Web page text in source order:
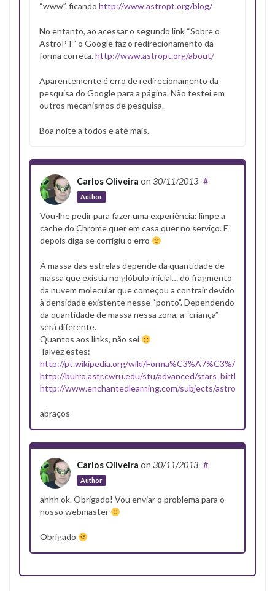
“www”. ficando http://www.astropt.org/blog/
No entanto, ao acessar o segundo link “Sobre o
AstroPT” o Google faz o redirecionamento da
forma correta.http://www.astropt.org/about/
Aparentemente é erro de redirecionamento da
pesquisa do Google para a página. Não testei em
outros mecanismos de pesquisa.
Boa noite a todos e até mais.
Carlos Oliveira on 30/11/2013
Author
#
Vou-lhe pedir para fazer uma experiência: limpe a
cache do Chrome quer em casa quer no serviço. E
depois diga se corrigiu o erro
A massa das estrelas depende da quantidade de
massa que existia no glóbulo inicial… do fragmento
da nuvem molecular que começou a contrair devido
à densidade existente nesse “ponto”. Dependendo
da quantidade de massa nessa zona, a “criança”
será diferente.
Quantos aos links, não sei
Talvez estes:
http://pt.wikipedia.org/wiki/
http://burro.astr.cwru.edu/stu/advanced/stars_birth.html
http://www.enchantedlearning.com/subjects/astronomy/
abraços
Carlos Oliveira on 30/11/2013
Author
#
ahhh ok. Obrigado! Vou enviar o problema para o
nosso webmaster
Obrigado